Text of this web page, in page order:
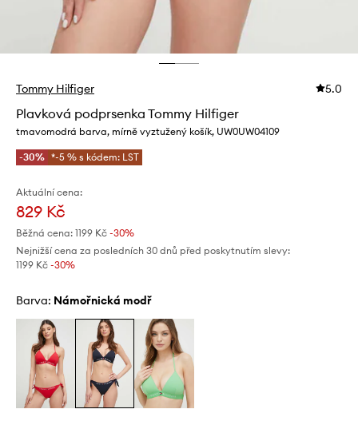
Tommy Hilfiger 5.0
Plavková podprsenka Tommy Hilfiger
tmavomodrá barva, mírně vyztužený košík, UW0UW04109
-30% *-5 % s kódem: LST
Aktuální cena:
829 Kč
Běžná cena: 1199 Kč -30%
Nejnižší cena za posledních 30 dnů před poskytnutím slevy:
1199 Kč -30%
Barva: námořnická modř